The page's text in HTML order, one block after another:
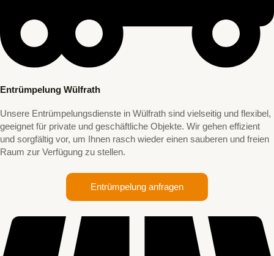
Entrümpelung Wülfrath
Unsere Entrümpelungsdienste in Wülfrath sind vielseitig und flexibel,
geeignet für private und geschäftliche Objekte. Wir gehen effizient
und sorgfältig vor, um Ihnen rasch wieder einen sauberen und freien
Raum zur Verfügung zu stellen.
Entrümpelung anfragen